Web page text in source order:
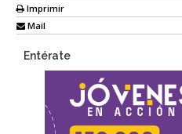
Imprimir
Mail
Entérate